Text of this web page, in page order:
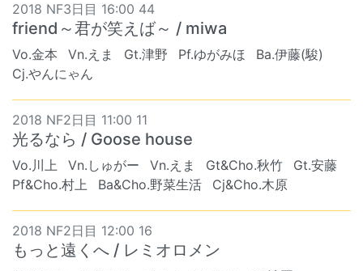
2018 NF3日目 16:00 44
friend～君が笑えば～ / miwa
Vo.金本 Vn.えま Gt.津野 Pf.ゆがみほ
Ba.伊藤(駿)
Cj.やんにゃん
2018 NF2日目 11:00 11
光るなら / Goose house
Vo.川上 Vn.しゅがー Vn.えま Gt&Cho.秋竹
Gt.安藤
Pf&Cho.村上
Ba&Cho.野菜生活 Cj&Cho.木原
2018 NF2日目 12:00 16
もっと遠くへ / レミオロメン